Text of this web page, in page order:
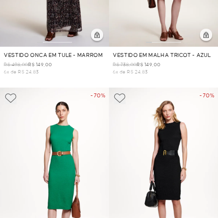
VESTIDO ONCA EM TULE - MARROM
R$ 498,00R$ 149,00
6x de R$ 24,83
VESTIDO EM MALHA TRICOT - AZUL
R$ 738,00R$ 149,00
6x de R$ 24,83
- 70% - 70%